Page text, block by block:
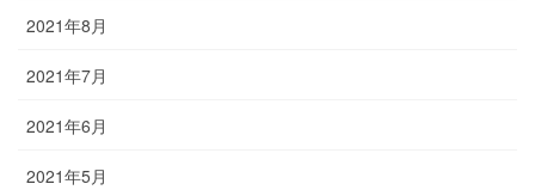
2021年8月
2021年7月
2021年6月
2021年5月